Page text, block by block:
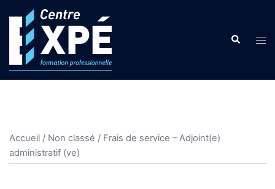
contenu
Search
Accueil / Non classé / Frais de service – Adjoint(e)
administratif (ve)